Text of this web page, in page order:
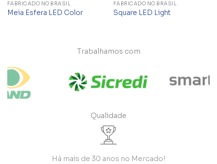
FABRICADO NO BRASIL
Meia Esfera LED Color
FABRICADO NO BRASIL
Square LED Light
Trabalhamos com
Qualidade
Há mais de 30 anos no Mercado!